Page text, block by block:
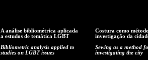
A análise bibliométrica aplicada
a estudos de temática LGBT
Bibliometric analysis applied to
studies on LGBT issues
Costura como
investigação da
Sewing as a method
investigating the city